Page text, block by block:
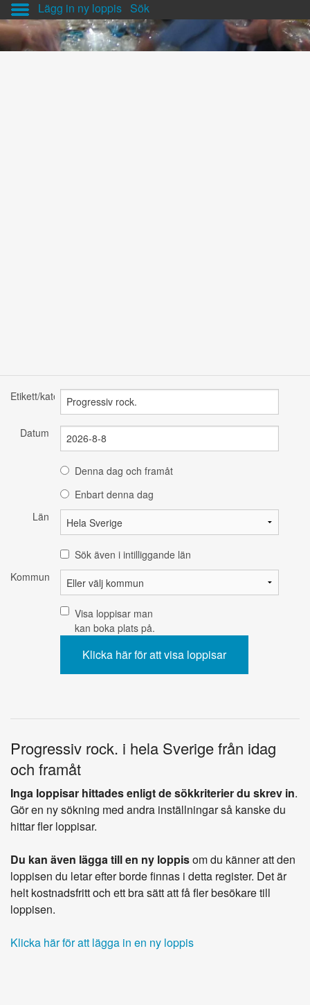
Lägg in ny loppis Sök
Etikett/kategori
Datum
Denna dag och framåt
Enbart denna dag
Län
Sök även i intilliggande län
Kommun
Visa loppisar man
kan boka plats på.
Progressiv rock. i hela Sverige från idag
och framåt
Inga loppisar hittades enligt de sökkriterier du skrev in.
Gör en ny sökning med andra inställningar så kanske du
hittar fler loppisar.
Du kan även lägga till en ny loppisom du känner att den
loppisen du letar efter borde finnas i detta register. Det är
helt kostnadsfritt och ett bra sätt att få fler besökare till
loppisen.
Klicka här för att lägga in en ny loppis